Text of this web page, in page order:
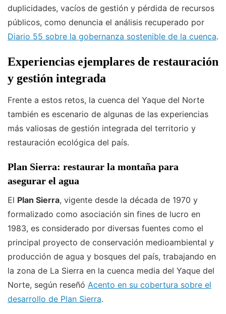
duplicidades, vacíos de gestión y pérdida de recursos
públicos, como denuncia el análisis recuperado por
Diario 55 sobre la gobernanza sostenible de la cuenca.
Experiencias ejemplares de restauración
y gestión integrada
Frente a estos retos, la cuenca del Yaque del Norte
también es escenario de algunas de las experiencias
más valiosas de gestión integrada del territorio y
restauración ecológica del país.
Plan Sierra: restaurar la montaña para
asegurar el agua
El Plan Sierra, vigente desde la década de 1970 y
formalizado como asociación sin fines de lucro en
1983, es considerado por diversas fuentes como el
principal proyecto de conservación medioambiental y
producción de agua y bosques del país, trabajando en
la zona de La Sierra en la cuenca media del Yaque del
Norte, según reseñó Acento en su cobertura sobre el
desarrollo de Plan Sierra.